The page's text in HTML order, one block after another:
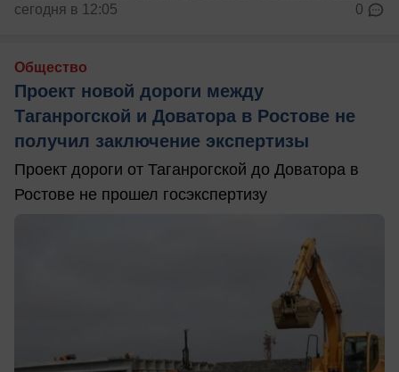
сегодня в 12:05 0
Общество
Проект новой дороги между
Таганрогской и Доватора в Ростове не
получил заключение экспертизы
Проект дороги от Таганрогской до Доватора в
Ростове не прошел госэкспертизу